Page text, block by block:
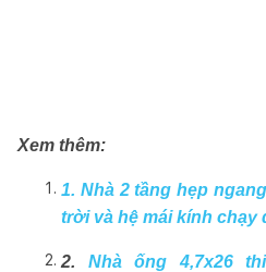
Xem thêm:
1. Nhà 2 tầng hẹp
trời và hệ mái kính chạy
2. Nhà ống 4,7x26